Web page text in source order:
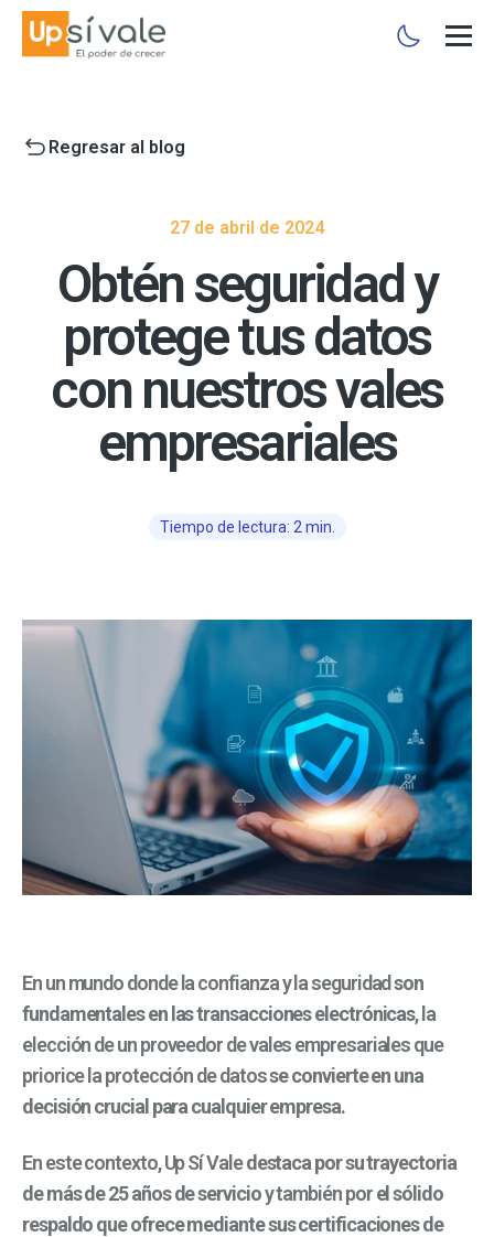
Regresar al blog
27 de abril de 2024
Obtén seguridad y
protege tus datos
con nuestros vales
empresariales
Tiempo de lectura: 2 min.
En un mundo donde la confianza y la seguridadson
fundamentales en las transacciones electrónicas, la
elección de un proveedor de vales empresariales que
priorice la protección de datosse convierte en una
decisión crucial para cualquier empresa.
En este contexto, Up Sí Valedestaca por su trayectoria
de más de 25 años de servicioy también porel sólido
respaldo que ofrece mediante sus certificaciones de